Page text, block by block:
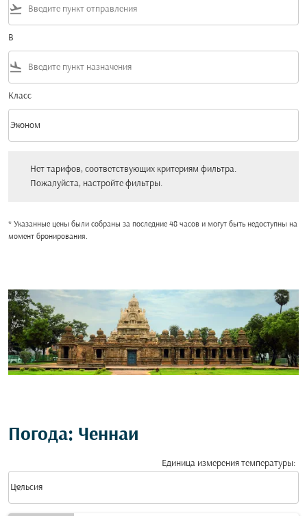
flight_takeoff
В
flight_land
Класс
Класс option Эконом Selected
Эконом
keyboard_arrow_down
Нет тарифов, соответствующих критериям фильтра.
Пожалуйста, настройте фильтры.
* Указанные цены были собраны за последние 48 часов и могут быть недоступны на
момент бронирования.
Погода: Ченнаи
Единица измерения температуры:
Цельсия
keyboard_arrow_down